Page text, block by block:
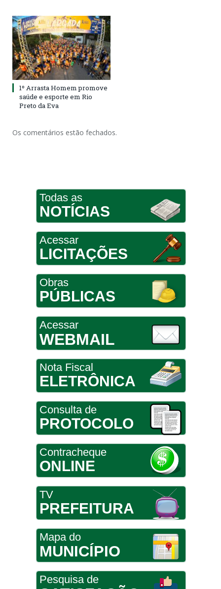
1º Arrasta Homem promove
saúde e esporte em Rio
Preto da Eva
Os comentários estão fechados.
Todas as
NOTÍCIAS
Acessar
LICITAÇÕES
Obras
PÚBLICAS
Acessar
WEBMAIL
Nota Fiscal
ELETRÔNICA
Consulta de
PROTOCOLO
Contracheque
ONLINE
TV
PREFEITURA
Mapa do
MUNICÍPIO
Pesquisa de